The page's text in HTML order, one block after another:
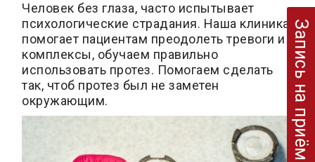
Запись на приём
Человек без глаза, часто испытывает
психологические страдания. Наша клиника
помогает пациентам преодолеть тревоги и
комплексы, обучаем правильно
использовать протез. Помогаем сделать
так, чтоб протез был не заметен
окружающим.